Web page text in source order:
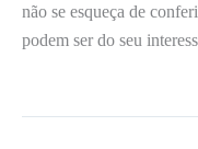
não se esqueça de
podem ser do seu